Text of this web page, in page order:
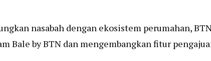
nasabah dengan ekosistem perumahan,
Bale by BTN dan mengembangkan fitur